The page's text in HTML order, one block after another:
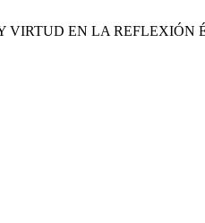
VIRTUD EN LA REFLEXIÓN